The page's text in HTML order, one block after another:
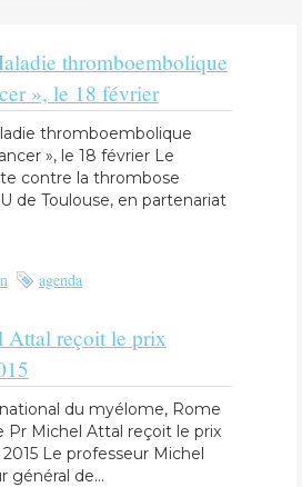
thromboembolique
», le 18 février
thromboembolique
», le 18 février Le
contre la thrombose
de Toulouse, en partenariat
agenda
Attal reçoit le prix
du myélome, Rome
Pr Michel Attal reçoit le prix
Le professeur Michel
général de...